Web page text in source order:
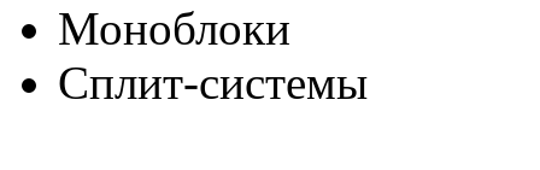
Моноблоки
Сплит-системы